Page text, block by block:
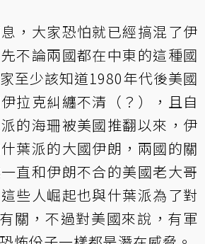
，大家恐怕就已經搞混了伊
不論兩國都在中東的這種國
至少該知道1980年代後美國
拉克糾纏不清（？），且自
的海珊被美國推翻以來，伊
葉派的大國伊朗，兩國的關
直和伊朗不合的美國老大哥
些人崛起也與什葉派為了對
關，不過對美國來說，有軍